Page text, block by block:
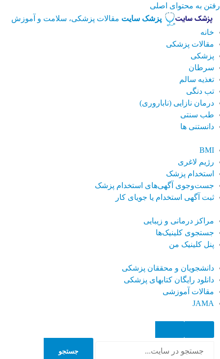
رفتن به محتوای اصلی
پزشک سایت مقالات پزشکی، سلامت و آموزش
خانه
مقالات پزشکی
پزشکی
سرطان
تغذیه سالم
تب دنگی
درمان نازایی (ناباروری)
طب سنتی
دانستنی ها
BMI
رژیم لاغری
استخدام پزشک
جست‌وجوی آگهی‌های استخدام پزشک
ثبت آگهی استخدام یا جویای کار
مراکز درمانی و زیبایی
جستجوی کلینیک‌ها
پنل کلینیک من
دانشجویان و محققان پزشکی
دانلود رایگان کتابهای پزشکی
مقالات آموزشی
JAMA
جستجو